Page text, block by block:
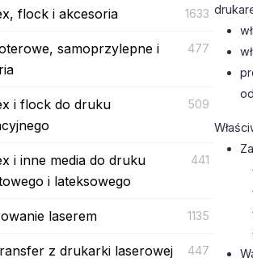
flock i akcesoria 1633
samoprzylepne i
477
i flock do druku
509
i inne media do druku
i lateksowego
441
laserem 1135
z drukarki laserowej 447